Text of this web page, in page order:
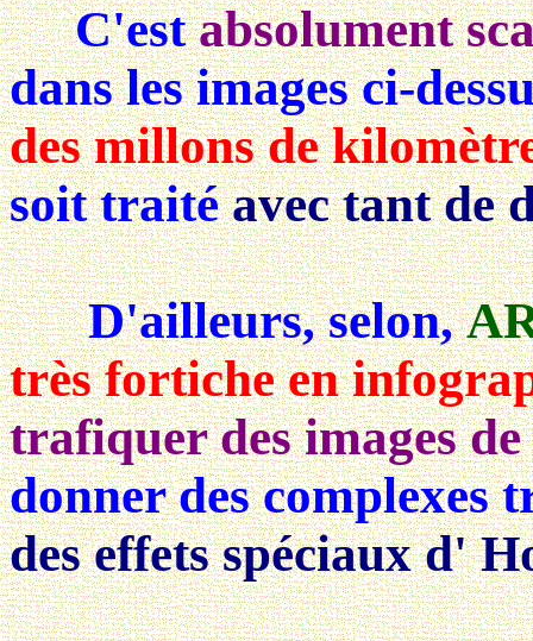
C'estabsolument
dans les images ci-
des millons de
soit traitéavec tant de
D'ailleurs, selon,
très fortiche en
trafiquer des images
donner des complexes
des effets spéciaux d'